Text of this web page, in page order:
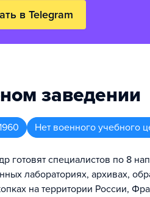
в Telegram
заведении
Нет военного учебного
готовят специалистов по 8
лабораториях, архивах,
на территории России,